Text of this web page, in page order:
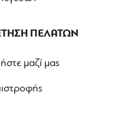
ΠΕΛΑΤΩΝ
μαζί μας